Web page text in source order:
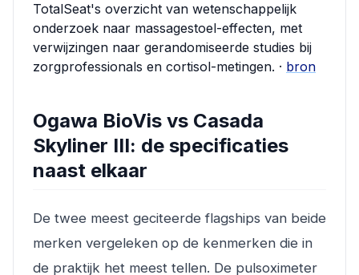
TotalSeat's overzicht van wetenschappelijk
onderzoek naar massagestoel-effecten, met
verwijzingen naar gerandomiseerde studies bij
zorgprofessionals en cortisol-metingen. · bron
Ogawa BioVis vs Casada
Skyliner III: de specificaties
naast elkaar
De twee meest geciteerde flagships van beide
merken vergeleken op de kenmerken die in
de praktijk het meest tellen. De pulsoximeter